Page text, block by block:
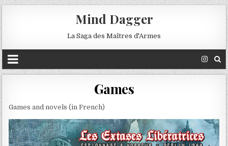
Mind Dagger
La Saga des Maîtres d'Armes
Games
Games and novels (in French)